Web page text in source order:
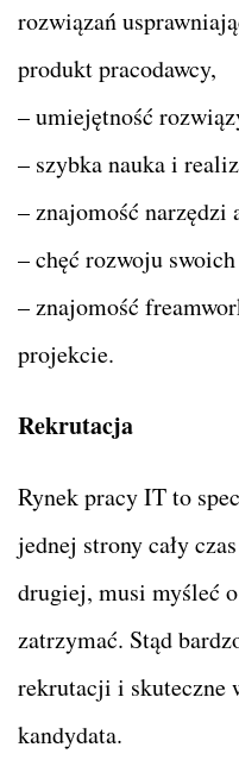
rozwiązań
produkt pracodawcy,
– umiejętność
– szybka nauka i
– znajomość narzędzi
– chęć rozwoju
– znajomość
projekcie.
Rekrutacja
Rynek pracy IT to
jednej strony cały
drugiej, musi myśleć
zatrzymać. Stąd
rekrutacji i skuteczne
kandydata.